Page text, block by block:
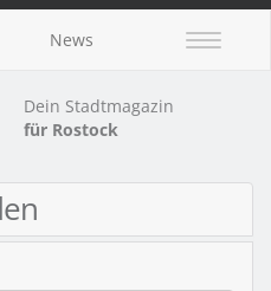
News
Dein Stadtmagazin
für Rostock